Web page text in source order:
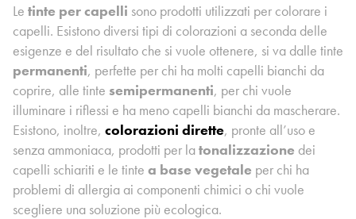
Le tinte per capelli sono prodotti utilizzati per colorare i
capelli. Esistono diversi tipi di colorazioni a seconda delle
esigenze e del risultato che si vuole ottenere, si va dalle tinte
permanenti, perfette per chi ha molti capelli bianchi da
coprire, alle tinte semipermanenti, per chi vuole
illuminare i riflessi e ha meno capelli bianchi da mascherare.
Esistono, inoltre, colorazioni dirette, pronte all’uso e
senza ammoniaca, prodotti per latonalizzazione dei
capelli schiariti e le tinte a base vegetale per chi ha
problemi di allergia ai componenti chimici o chi vuole
scegliere una soluzione più ecologica.